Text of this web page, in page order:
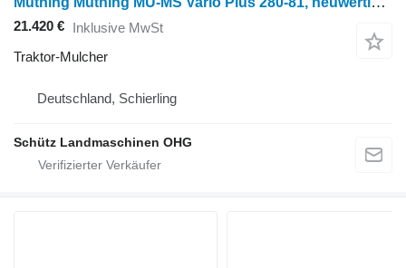
21.420 € Inklusive MwSt
Traktor-Mulcher
Deutschland, Schierling
Schütz Landmaschinen OHG